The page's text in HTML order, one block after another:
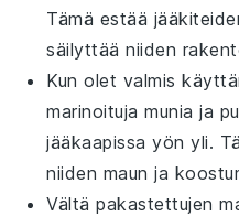
Tämä estää
säilyttää niiden
Kun olet valmis
marinoituja munia ja
jääkaapissa yön yli.
niiden maun ja
Vältä pakastettujen